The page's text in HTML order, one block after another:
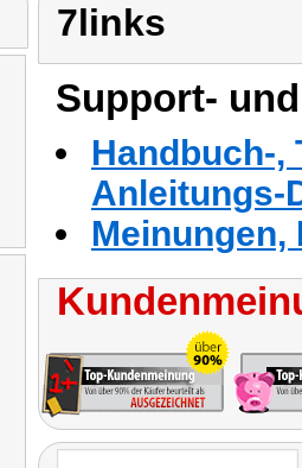
7links
Support-
Handbuch-,
Anleitungs-